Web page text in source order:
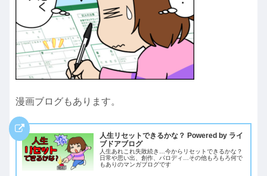
漫画ブログもあります。
人生リセットできるかな？ Powered by ライ
ブドアブログ
人生あれこれ失敗続き…今からリセットできるかな？
日常や思い出、創作、パロディ…その他もろもろ何で
もありのマンガブログです